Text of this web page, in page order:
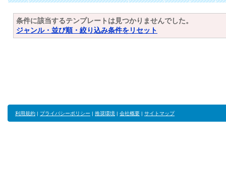
条件に該当するテンプレートは見つかりませんでした。
ジャンル・並び順・絞り込み条件をリセット
利用規約 | プライバシーポリシー | 推奨環境 | 会社概要 | サイトマップ